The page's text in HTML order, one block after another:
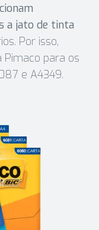
a jato de tinta
Por isso,
para os
e A4349.